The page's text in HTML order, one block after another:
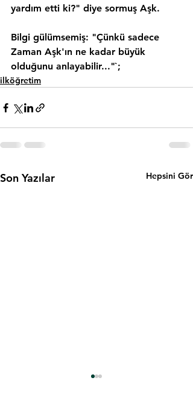
yardım etti ki?" diye sormuş Aşk.
Bilgi gülümsemiş: "Çünkü sadece
Zaman Aşk'ın ne kadar büyük
olduğunu anlayabilir..."`;
ilköğretim
Son Yazılar Hepsini Gör